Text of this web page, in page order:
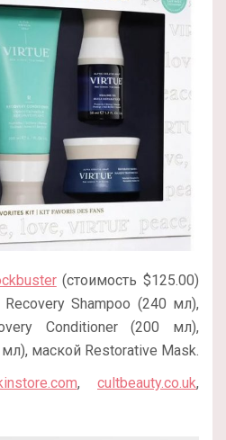
(стоимость $125.00)
Shampoo (240 мл),
Conditioner (200 мл),
маской Restorative Mask.
, cultbeauty.co.uk,